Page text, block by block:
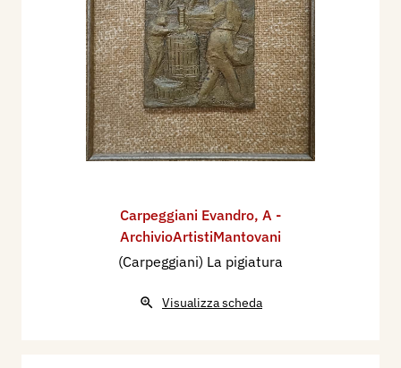
Carpeggiani Evandro, A -
ArchivioArtistiMantovani
(Carpeggiani) La pigiatura
Visualizza scheda